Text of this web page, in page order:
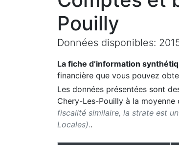
Pouilly
Données disponibles:
La fiche d’information
financière que vous pouvez
Les données présentées sont
Chery-Les-Pouilly à la moyenne
fiscalité similaire, la strate est
Locales)..